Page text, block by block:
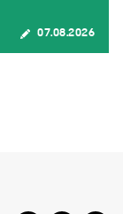
07.08.2026